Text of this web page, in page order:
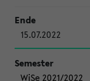
15.07.2022
WiSe 2021/2022